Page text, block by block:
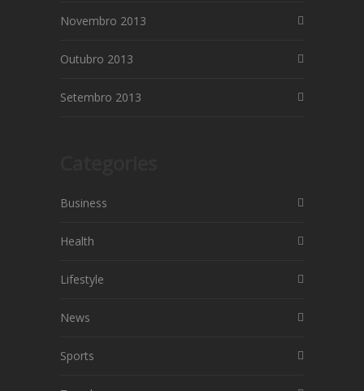
Novembro 2013
Outubro 2013
Setembro 2013
Business
Health
Lifestyle
News
Sports